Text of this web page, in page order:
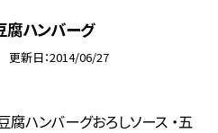
ハンバーグ
更新日 2014/06/27
ハンバーグおろしソース ・五